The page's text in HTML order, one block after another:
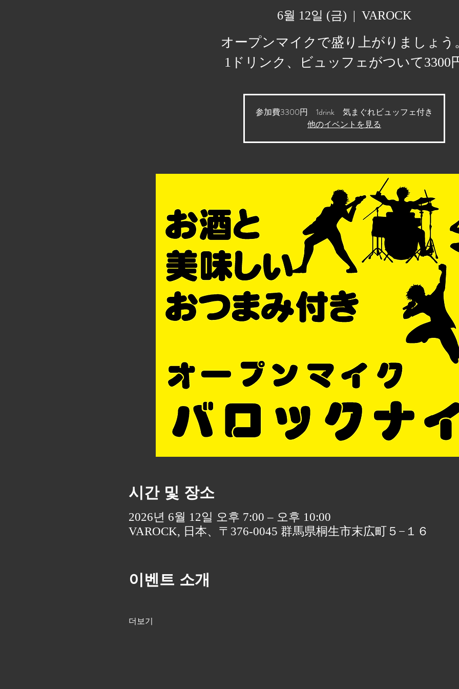
6월 12일 (금)
  |
VAROCK
オープンマイクで盛り上がりましょう
1ドリンク、ビュッフェがついて3300
参加費3300円 1drink 気まぐれビュッフェ付き
他のイベントを見る
시간 및 장소
2026년 6월 12일 오후 7:00 – 오후 10:00
VAROCK, 日本、〒376-0045 群馬県桐生市末広町５−１６
이벤트 소개
더보기